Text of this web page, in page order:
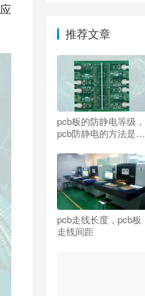
推荐文章
pcb板的防静电等级，
pcb防静电的方法是什
pcb走线长度，pcb板
走线间距